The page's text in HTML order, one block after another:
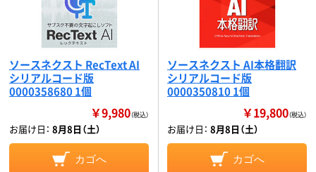
ソースネクスト RecText AI
シリアルコード版
0000358680 1個
￥9,980（税込）
お届け日： 8月8日（土）
カゴへ
ソースネクスト AI本格翻訳
シリアルコード版
0000350810 1個
￥19,800（税込）
お届け日： 8月8日（土）
カゴへ